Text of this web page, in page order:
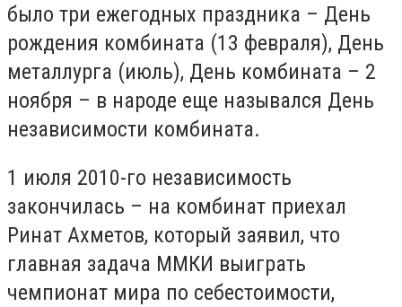
было три ежегодных праздника – День
рождения комбината (13 февраля), День
металлурга (июль), День комбината – 2
ноября – в народе еще назывался День
независимости комбината.
1 июля 2010-го независимость
закончилась – на комбинат приехал
Ринат Ахметов, который заявил, что
главная задача ММКИ выиграть
чемпионат мира по себестоимости,